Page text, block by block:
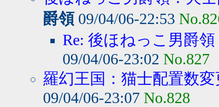
爵領09/04/06-22:53
Re: 後ほねっこ男爵
09/04/06-23:02 No.827
羅幻王国：猫士配置数
09/04/06-23:07 No.828